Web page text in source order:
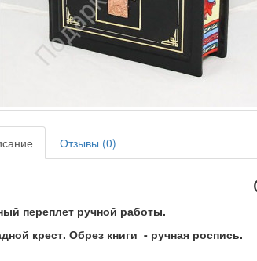
Отзывы (0)
переплет ручной работы.
крест. Обрез книги - ручная роспись.